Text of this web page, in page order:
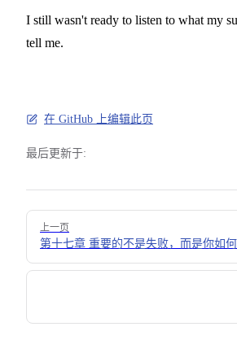
I still wasn't ready to listen to what my
tell me.
在 GitHub 上编辑此页
最后更新于:
Pager
上一页
第十七章 重要的不是失败，而是你如